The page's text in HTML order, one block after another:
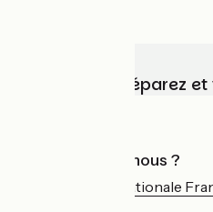
Choisissez, préparez
Qui sommes-nous ?
L'association nationale